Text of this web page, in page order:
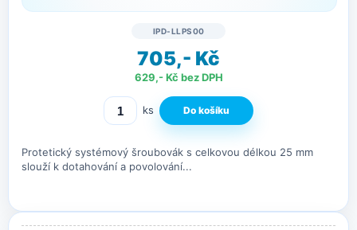
IPD-LLPS00
705,- Kč
629,- Kč bez DPH
ks
Protetický systémový šroubovák s celkovou délkou 25 mm
slouží k dotahování a povolování...